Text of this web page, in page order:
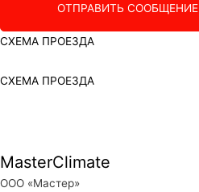
ОТПРАВИТЬ СООБЩЕНИЕ
СХЕМА ПРОЕЗДА
СХЕМА ПРОЕЗДА
MasterClimate
ООО «Мастер»